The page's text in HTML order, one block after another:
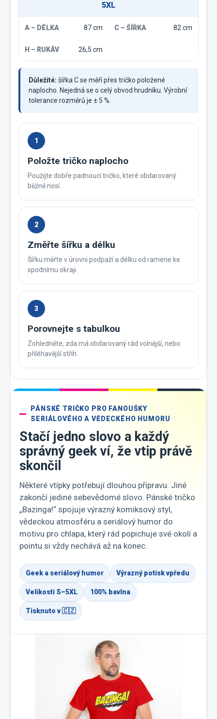
5XL
87 cm 82 cm
26,5 cm
Důležité: šířka C se měří přes tričko položené
naplocho. Nejedná se o celý obvod hrudníku. Výrobní
tolerance rozměrů je ± 5 %.
1
Položte tričko naplocho
Použijte dobře padnoucí tričko, které obdarovaný
běžně nosí.
2
Změřte šířku a délku
Šířku měřte v úrovni podpaží a délku od ramene ke
spodnímu okraji.
3
Porovnejte s tabulkou
Zohledněte, zda má obdarovaný rád volnější, nebo
přiléhavější střih.
PÁNSKÉ TRIČKO PRO FANOUŠKY
SERIÁLOVÉHO A VĚDECKÉHO HUMORU
Stačí jedno slovo a každý
správný geek ví, že vtip právě
skončil
Některé vtípky potřebují dlouhou přípravu. Jiné
zakončí jediné sebevědomé slovo. Pánské tričko
„Bazinga!“ spojuje výrazný komiksový styl,
vědeckou atmosféru a seriálový humor do
motivu pro chlapa, který rád popichuje své okolí a
pointu si vždy nechává až na konec.
Geek a seriálový humor Výrazný potisk vpředu
Velikosti S–5XL 100% bavlna
Tisknuto v 🇨🇿